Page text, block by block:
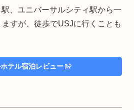
、ユニバーサルシティ駅から一
すが、徒歩でUSJに行くことも
テル宿泊レビュー